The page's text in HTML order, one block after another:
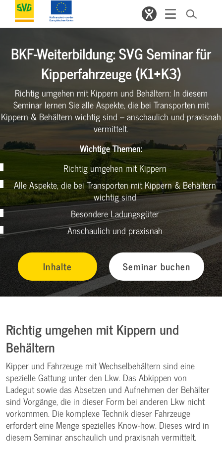
BKF-Weiterbildung: SVG Seminar für
Kipperfahrzeuge (K1+K3)
Richtig umgehen mit Kippern und Behältern: In diesem
Seminar lernen Sie alle Aspekte, die bei Transporten mit
Kippern & Behältern wichtig sind – anschaulich und praxisnah
vermittelt.
Wichtige Themen:
Richtig umgehen mit Kippern
Alle Aspekte, die bei Transporten mit Kippern & Behältern
wichtig sind
Besondere Ladungsgüter
Anschaulich und praxisnah
Inhalte Seminar buchen
Richtig umgehen mit Kippern und
Behältern
Kipper und Fahrzeuge mit Wechselbehältern sind eine
spezielle Gattung unter den Lkw. Das Abkippen von
Ladegut sowie das Absetzen und Aufnehmen der Behälter
sind Vorgänge, die in dieser Form bei anderen Lkw nicht
vorkommen. Die komplexe Technik dieser Fahrzeuge
erfordert eine Menge spezielles Know-how. Dieses wird in
diesem Seminar anschaulich und praxisnah vermittelt.